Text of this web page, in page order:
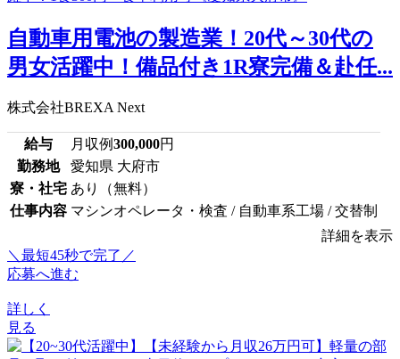
自動車用電池の製造業！20代～30代の
男女活躍中！備品付き1R寮完備＆赴任...
株式会社BREXA Next
給与 月収例300,000円
勤務地
愛知県 大府市
寮・社宅 あり（無料）
仕事内容 マシンオペレータ・検査 / 自動車系工場 / 交替制
詳細を表示
＼最短45秒で完了／
応募へ進む
詳しく
見る